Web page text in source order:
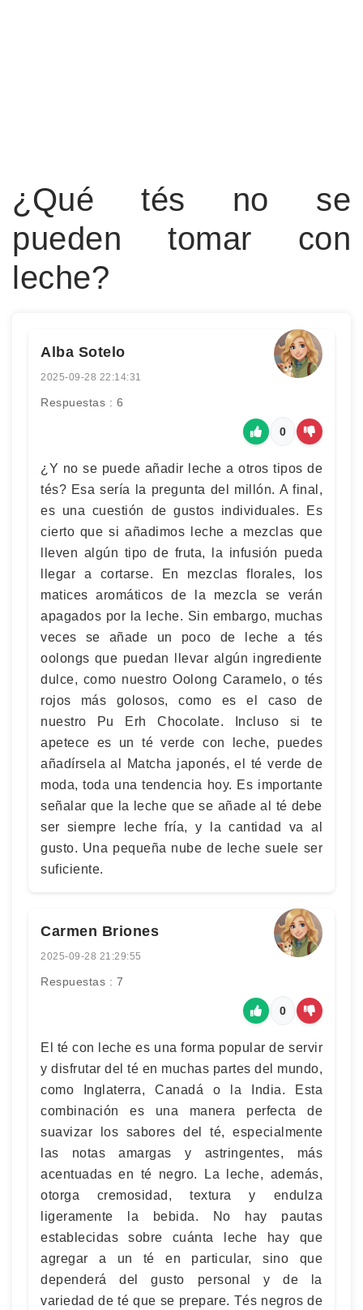
¿Qué tés no se
pueden tomar con
leche?
Alba Sotelo
2025-09-28 22:14:31
Respuestas : 6
0
¿Y no se puede añadir leche a otros tipos de
tés? Esa sería la pregunta del millón. A final,
es una cuestión de gustos individuales. Es
cierto que si añadimos leche a mezclas que
lleven algún tipo de fruta, la infusión pueda
llegar a cortarse. En mezclas florales, los
matices aromáticos de la mezcla se verán
apagados por la leche. Sin embargo, muchas
veces se añade un poco de leche a tés
oolongs que puedan llevar algún ingrediente
dulce, como nuestro Oolong Caramelo, o tés
rojos más golosos, como es el caso de
nuestro Pu Erh Chocolate. Incluso si te
apetece es un té verde con leche, puedes
añadírsela al Matcha japonés, el té verde de
moda, toda una tendencia hoy. Es importante
señalar que la leche que se añade al té debe
ser siempre leche fría, y la cantidad va al
gusto. Una pequeña nube de leche suele ser
suficiente.
Carmen Briones
2025-09-28 21:29:55
Respuestas : 7
0
El té con leche es una forma popular de servir
y disfrutar del té en muchas partes del mundo,
como Inglaterra, Canadá o la India. Esta
combinación es una manera perfecta de
suavizar los sabores del té, especialmente
las notas amargas y astringentes, más
acentuadas en té negro. La leche, además,
otorga cremosidad, textura y endulza
ligeramente la bebida. No hay pautas
establecidas sobre cuánta leche hay que
agregar a un té en particular, sino que
dependerá del gusto personal y de la
variedad de té que se prepare. Tés negros de